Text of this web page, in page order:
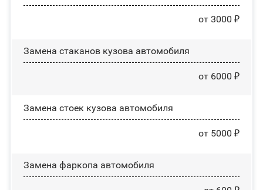
от 3000 ₽
Замена стаканов кузова автомобиля
от 6000 ₽
Замена стоек кузова автомобиля
от 5000 ₽
Замена фаркопа автомобиля